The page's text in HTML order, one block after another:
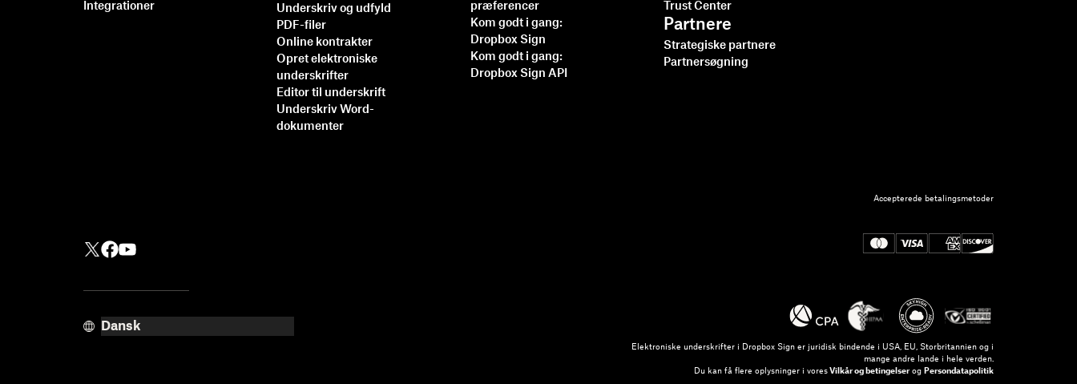
Integrationer
Underskriv og udfyld
PDF-filer
Online kontrakter
Opret elektroniske
underskrifter
Editor til underskrift
Underskriv Word-
dokumenter
præferencer
Kom godt i gang:
Dropbox Sign
Kom godt i gang:
Dropbox Sign API
Trust Center
Partnere
Strategiske partnere
Partnersøgning
Accepterede betalingsmetoder
Elektroniske underskrifter i Dropbox Sign er juridisk bindende i USA, EU, Storbritannien og i
mange andre lande i hele verden.
Du kan få flere oplysninger i vores Vilkår og betingelser og Persondatapolitik